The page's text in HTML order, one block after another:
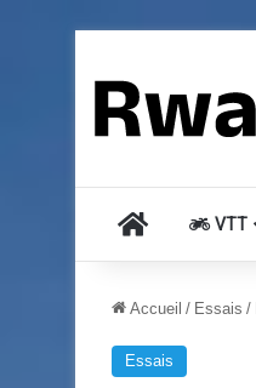
Accueil VTT
Accueil / Essais /
Essais